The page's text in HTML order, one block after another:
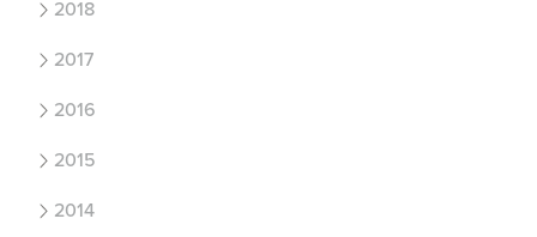
2018
2017
2016
2015
2014